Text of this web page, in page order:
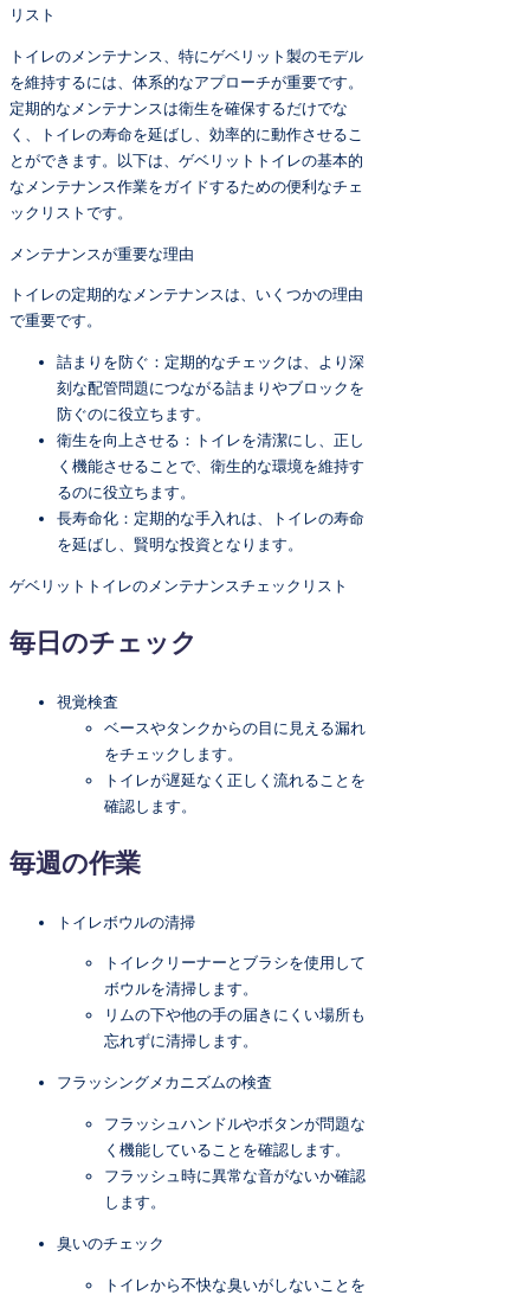
リスト
トイレのメンテナンス、特にゲベリット製のモデル
を維持するには、体系的なアプローチが重要です。
定期的なメンテナンスは衛生を確保するだけでな
く、トイレの寿命を延ばし、効率的に動作させるこ
とができます。以下は、ゲベリットトイレの基本的
なメンテナンス作業をガイドするための便利なチェ
ックリストです。
メンテナンスが重要な理由
トイレの定期的なメンテナンスは、いくつかの理由
で重要です。
詰まりを防ぐ：定期的なチェックは、より深
刻な配管問題につながる詰まりやブロックを
防ぐのに役立ちます。
衛生を向上させる：トイレを清潔にし、正し
く機能させることで、衛生的な環境を維持す
るのに役立ちます。
長寿命化：定期的な手入れは、トイレの寿命
を延ばし、賢明な投資となります。
ゲベリットトイレのメンテナンスチェックリスト
毎日のチェック
視覚検査
ベースやタンクからの目に見える漏れ
をチェックします。
トイレが遅延なく正しく流れることを
確認します。
毎週の作業
トイレボウルの清掃
トイレクリーナーとブラシを使用して
ボウルを清掃します。
リムの下や他の手の届きにくい場所も
忘れずに清掃します。
フラッシングメカニズムの検査
フラッシュハンドルやボタンが問題な
く機能していることを確認します。
フラッシュ時に異常な音がないか確認
します。
臭いのチェック
トイレから不快な臭いがしないことを